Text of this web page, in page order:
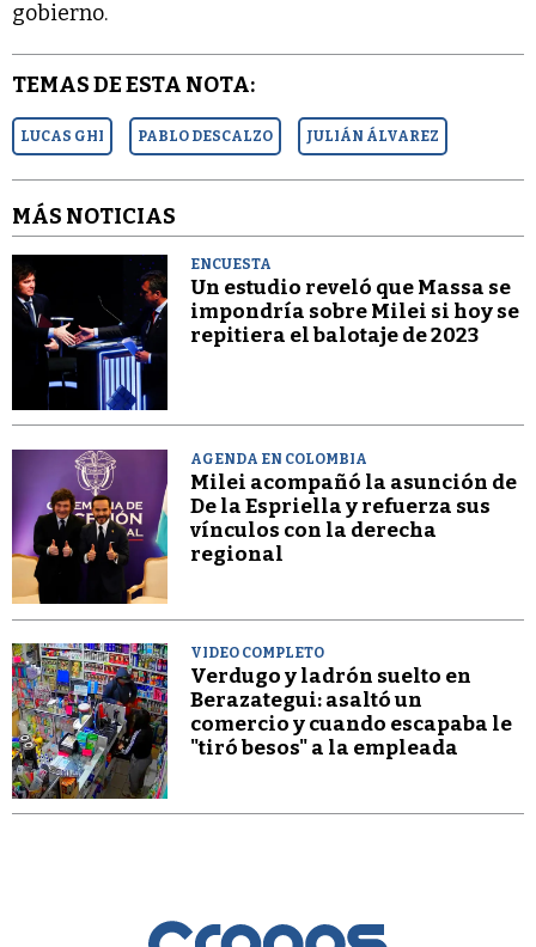
gobierno.
TEMAS DE ESTA NOTA:
LUCAS GHI PABLO DESCALZO JULIÁN ÁLVAREZ
MÁS NOTICIAS
ENCUESTA
Un estudio reveló que Massa se
impondría sobre Milei si hoy se
repitiera el balotaje de 2023
AGENDA EN COLOMBIA
Milei acompañó la asunción de
De la Espriella y refuerza sus
vínculos con la derecha
regional
VIDEO COMPLETO
Verdugo y ladrón suelto en
Berazategui: asaltó un
comercio y cuando escapaba le
"tiró besos" a la empleada